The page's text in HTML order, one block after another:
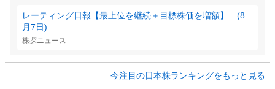
レーティング日報【最上位を継続＋目標株価を増額】 (8
月7日)
株探ニュース
今注目の日本株ランキングをもっと見る